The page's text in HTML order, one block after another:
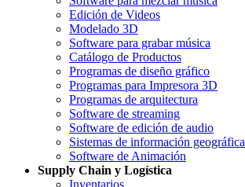
Edición de Videos
Modelado 3D
Software para grabar música
Catálogo de Productos
Programas de diseño gráfico
Programas para Impresora 3D
Programas de arquitectura
Software de streaming
Software de edición de audio
Sistemas de información geográfica
Software de Animación
Supply Chain y Logística
Inventarios